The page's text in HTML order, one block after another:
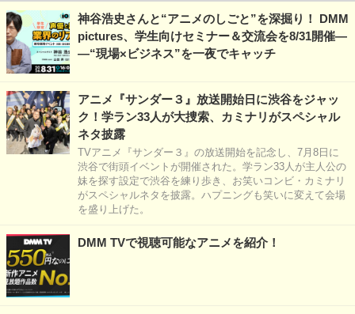
神谷浩史さんと“アニメのしごと”を深掘り！ DMM
pictures、学生向けセミナー＆交流会を8/31開催―
―“現場×ビジネス”を一夜でキャッチ
アニメ『サンダー３』放送開始日に渋谷をジャッ
ク！学ラン33人が大捜索、カミナリがスペシャル
ネタ披露
TVアニメ『サンダー３』の放送開始を記念し、7月8日に
渋谷で街頭イベントが開催された。学ラン33人が主人公の
妹を探す設定で渋谷を練り歩き、お笑いコンビ・カミナリ
がスペシャルネタを披露。ハプニングも笑いに変えて会場
を盛り上げた。
DMM TVで視聴可能なアニメを紹介！